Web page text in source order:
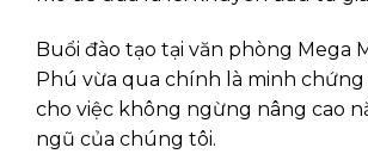
Buổi đào tạo tại văn phòng Mega
Phú vừa qua chính là minh
cho việc không ngừng nâng cao
ngũ của chúng tôi.